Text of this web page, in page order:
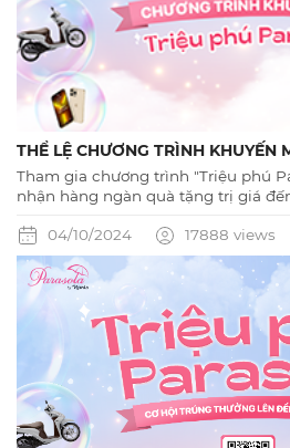
THỂ LỆ CHƯƠNG TRÌNH KHUYẾN
Tham gia chương trình "Triệu phú
nhận hàng ngàn quà tặng trị giá
04/10/2024 17888 views